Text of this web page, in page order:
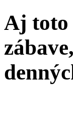
Aj toto